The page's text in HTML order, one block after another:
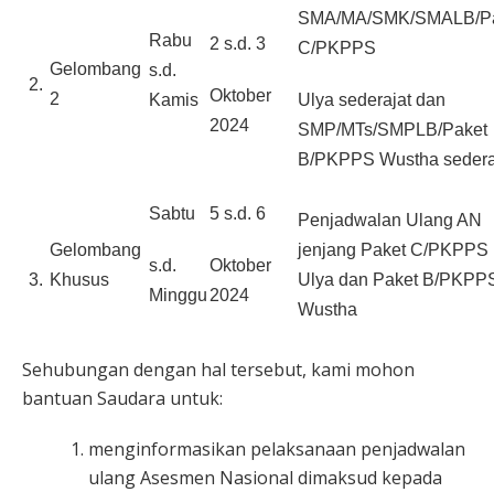
2.
Gelombang
2
Rabu
s.d.
Kamis
2 s.d. 3
Oktober
2024
SMA/MA/SMK/SMALB/
C/PKPPS
Ulya sederajat dan
SMP/MTs/SMPLB/Paket
B/PKPPS Wustha
3.
Gelombang
Khusus
Sabtu
s.d.
Minggu
5 s.d. 6
Oktober
2024
Penjadwalan Ulang AN
jenjang Paket C/PKPPS
Ulya dan Paket B/
Wustha
Sehubungan dengan hal tersebut, kami mohon
bantuan Saudara untuk:
menginformasikan pelaksanaan penjadwalan
ulang Asesmen Nasional dimaksud kepada